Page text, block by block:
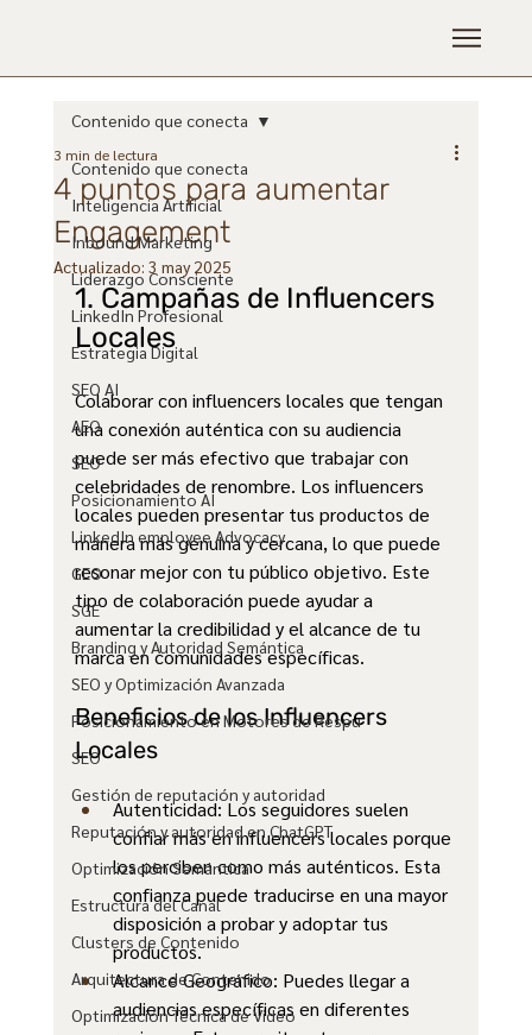
Contenido que conecta
Inteligencia Artificial
Inbound Marketing
Liderazgo Consciente
LinkedIn Profesional
Estrategia Digital
SEO AI
AEO
SEO
Posicionamiento AI
LinkedIn employee Advocacy
GEO
SGE
Branding y Autoridad Semántica
SEO y Optimización Avanzada
Posicionamiento en Motores de Respu
SEO
Gestión de reputación y autoridad
Reputación y autoridad en ChatGPT
Optimización Semántica
Estructura del Canal
Clusters de Contenido
Arquitectura de Contenido
Optimización Técnica de Video
Contenido que conecta
4 puntos para aumentar
Engagement
3 min de lectura
Actualizado: 3 may 2025
1. Campañas de Influencers
Locales
Colaborar con influencers locales que tengan
una conexión auténtica con su audiencia
puede ser más efectivo que trabajar con
celebridades de renombre. Los influencers
locales pueden presentar tus productos de
manera más genuina y cercana, lo que puede
resonar mejor con tu público objetivo. Este
tipo de colaboración puede ayudar a
aumentar la credibilidad y el alcance de tu
marca en comunidades específicas.
Beneficios de los Influencers
Locales
Autenticidad: Los seguidores suelen
confiar más en influencers locales porque
los perciben como más auténticos. Esta
confianza puede traducirse en una mayor
disposición a probar y adoptar tus
productos.
Alcance Geográfico: Puedes llegar a
audiencias específicas en diferentes